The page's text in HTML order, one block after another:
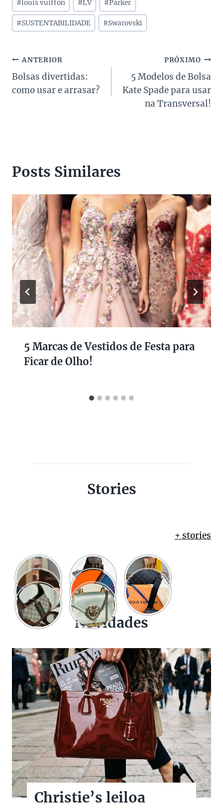
#louis vuitton #LV #Parker
#SUSTENTABILIDADE #Swarovski
Navegação
de
ANTERIOR
Bolsas divertidas:
como usar e arrasar?
PRÓXIMO
5 Modelos de Bolsa
Kate Spade para usar
na Transversal!
Posts Similares
5 Marcas de Vestidos de Festa para
Ficar de Olho!
Stories
+ stories
Novidades
Christie’s leiloa